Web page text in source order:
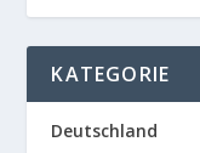
KATEGORIE
Deutschland